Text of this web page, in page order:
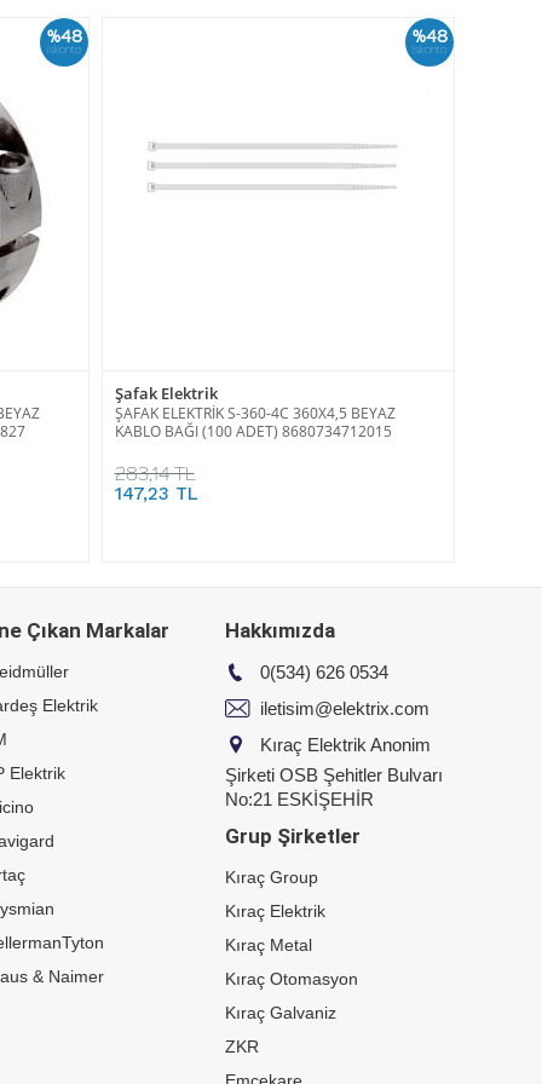
%48
İskonto
%48
İskonto
Şafak Elektrik
ŞAFAK ELEKTRİK S-360-4C 360X4,5 BEYAZ
KABLO BAĞI (100 ADET) 8680734712015
283,14 TL
147,23 TL
Çıkan Markalar
Elektrik
Elektrik
& Naimer
Hakkımızda
0(534) 626 0534
iletisim@elektrix.com
Kıraç Elektrik Anonim
Şirketi OSB Şehitler Bulvarı
No:21 ESKİŞEHİR
Grup Şirketler
Kıraç Group
Kıraç Elektrik
Kıraç Metal
Kıraç Otomasyon
Kıraç Galvaniz
ZKR
Emcekare